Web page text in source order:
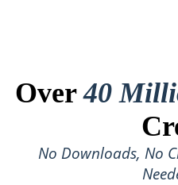
Over40
No Downloads, No